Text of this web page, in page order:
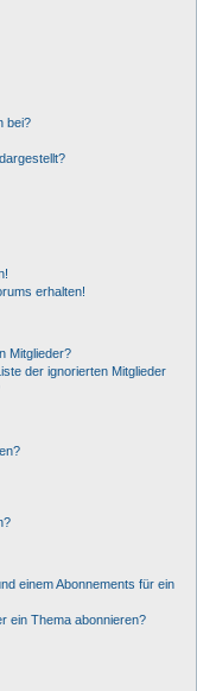
bei?
erhalten!
Mitglieder?
der ignorierten Mitglieder
einem Abonnements für ein
ein Thema abonnieren?